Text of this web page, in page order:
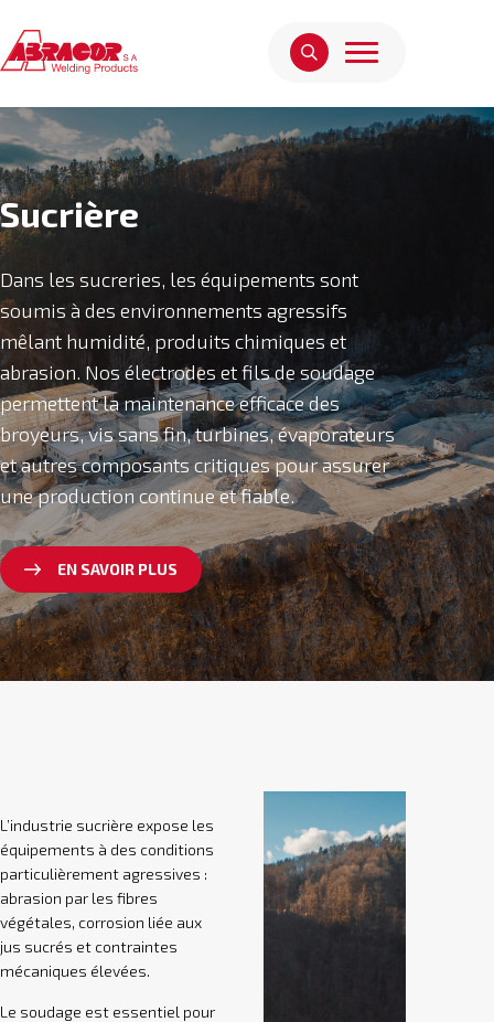
Sucrière
Dans les sucreries, les équipements sont
soumis à des environnements agressifs
mêlant humidité, produits chimiques et
abrasion. Nos électrodes et fils de soudage
permettent la maintenance efficace des
broyeurs, vis sans fin, turbines, évaporateurs
et autres composants critiques pour assurer
une production continue et fiable.
EN SAVOIR PLUS
L’industrie sucrière expose les
équipements à des conditions
particulièrement agressives :
abrasion par les fibres
végétales, corrosion liée aux
jus sucrés et contraintes
mécaniques élevées.
Le soudage est essentiel pour